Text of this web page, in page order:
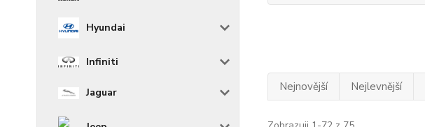
Hyundai
Infiniti
Jaguar Nejnovější Nejlevnější